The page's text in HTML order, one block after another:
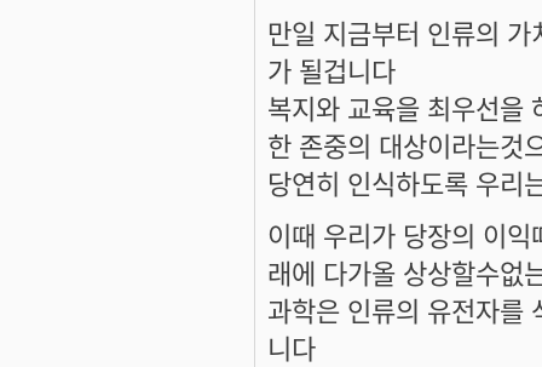
만일 지금부터 인류의
가 될겁니다
복지와 교육을 최우선을
한 존중의 대상이라는것
당연히 인식하도록 우리
이때 우리가 당장의 이
래에 다가올 상상할수없
과학은 인류의 유전자를
니다